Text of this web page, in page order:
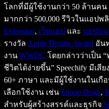
โลกที่มีผู้ใช้งานกว่า 50 ล้านคน
มากกว่า 500,000 รีวิวในแอปพ
Extension, เว็บแอป และ แอปบน
รางวัล Apple Design Award อัน
งาน WWDC โดยกล่าวว่าเป็น
ชีวิตได้ง่ายขึ้น” Speechify มีเสี
60+ ภาษา และมีผู้ใช้งานในเกื
เลือกใช้งาน เช่น Snoop Dogg,
สำหรับผู้สร้างสรรค์และธุรกิจ